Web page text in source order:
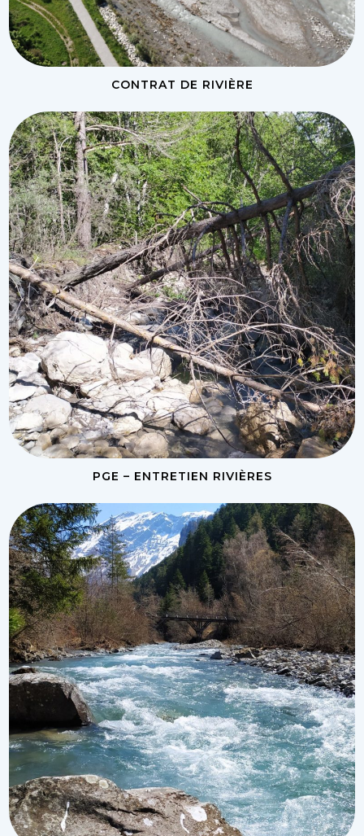
CONTRAT DE RIVIÈRE
PGE – ENTRETIEN RIVIÈRES